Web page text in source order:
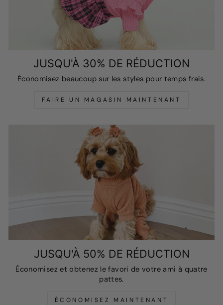
JUSQU'À 30% DE RÉDUCTION
Économisez beaucoup sur les styles pour temps frais.
FAIRE UN MAGASIN MAINTENANT
JUSQU'À 50% DE RÉDUCTION
Économisez et obtenez le favori de votre ami à quatre
pattes.
ÉCONOMISEZ MAINTENANT